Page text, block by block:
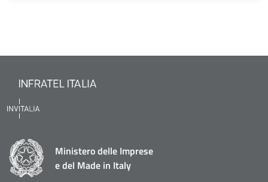
Ministero delle Imprese
e del Made in Italy